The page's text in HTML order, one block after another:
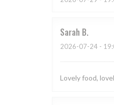
Sarah B
2026-07-24 -
Lovely food,